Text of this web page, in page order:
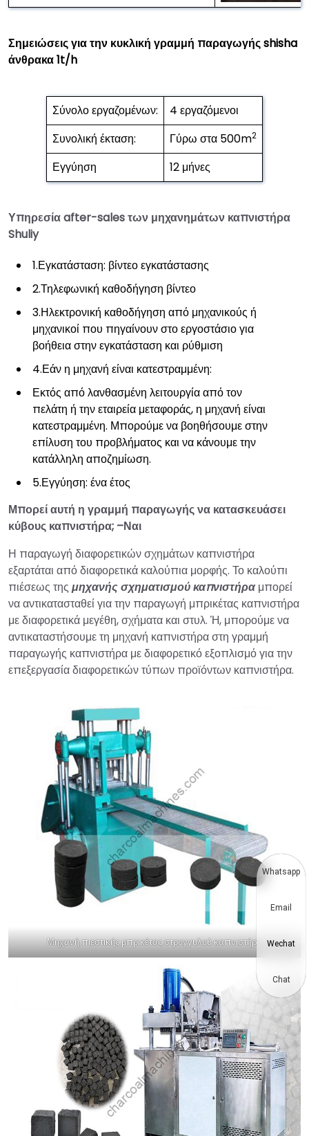
Σημειώσεις για την κυκλική γραμμή παραγωγής shisha
άνθρακα 1t/h
Σύνολο εργαζομένων:
4 εργαζόμενοι
Συνολική έκταση:
Γύρω στα 500m2
Εγγύηση 12 μήνες
Υπηρεσία after-sales των μηχανημάτων καπνιστήρα
Shuliy
1.Εγκατάσταση: βίντεο εγκατάστασης
2.Τηλεφωνική καθοδήγηση βίντεο
3.Ηλεκτρονική καθοδήγηση από μηχανικούς ή
μηχανικοί που πηγαίνουν στο εργοστάσιο για
βοήθεια στην εγκατάσταση και ρύθμιση
4.Εάν η μηχανή είναι κατεστραμμένη:
Εκτός από λανθασμένη λειτουργία από τον
πελάτη ή την εταιρεία μεταφοράς, η μηχανή είναι
κατεστραμμένη. Μπορούμε να βοηθήσουμε στην
επίλυση του προβλήματος και να κάνουμε την
κατάλληλη αποζημίωση.
5.Εγγύηση: ένα έτος
Μπορεί αυτή η γραμμή παραγωγής να κατασκευάσει
κύβους καπνιστήρα; –Ναι
Η παραγωγή διαφορετικών σχημάτων καπνιστήρα
εξαρτάται από διαφορετικά καλούπια μορφής. Το καλούπι
πιέσεως της μηχανής σχηματισμού καπνιστήραμπορεί
να αντικατασταθεί για την παραγωγή μπρικέτας καπνιστήρα
με διαφορετικά μεγέθη, σχήματα και στυλ. Ή, μπορούμε να
αντικαταστήσουμε τη μηχανή καπνιστήρα στη γραμμή
παραγωγής καπνιστήρα με διαφορετικό εξοπλισμό για την
επεξεργασία διαφορετικών τύπων προϊόντων καπνιστήρα.
Μηχανή πιεστικής μπρικέτας στρογγυλού καπνιστήρα
Whatsapp
Email
Wechat
Chat